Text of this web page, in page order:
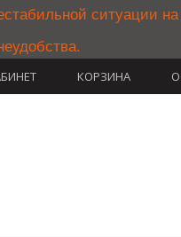
ситуации
КОРЗИНА